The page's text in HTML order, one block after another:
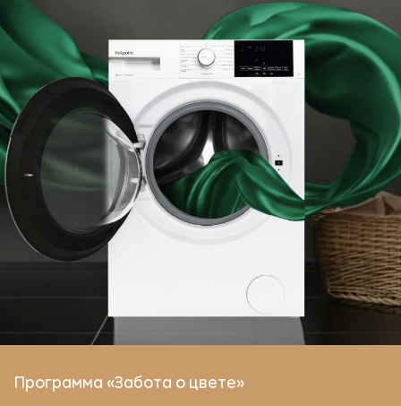
Программа «Забота о цвете»